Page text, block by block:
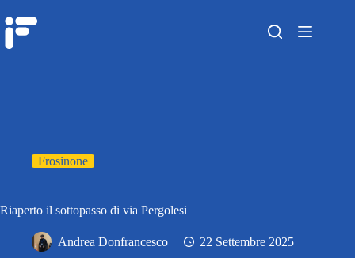
Frosinone
Riaperto il sottopasso di via Pergolesi
Andrea Donfrancesco 22 Settembre 2025